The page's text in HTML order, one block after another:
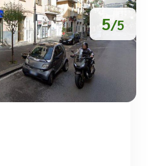
5/5